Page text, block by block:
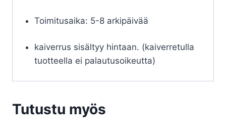
Toimitusaika: 5-8 arkipäivää
kaiverrus sisältyy hintaan. (kaiverretulla
tuotteella ei palautusoikeutta)
Tutustu myös